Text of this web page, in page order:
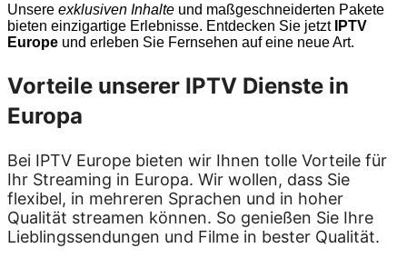
Unsere exklusiven Inhalte und maßgeschneiderten Pakete
bieten einzigartige Erlebnisse. Entdecken Sie jetzt IPTV
Europe und erleben Sie Fernsehen auf eine neue Art.
Vorteile unserer IPTV Dienste in
Europa
Bei IPTV Europe bieten wir Ihnen tolle Vorteile für
Ihr Streaming in Europa. Wir wollen, dass Sie
flexibel, in mehreren Sprachen und in hoher
Qualität streamen können. So genießen Sie Ihre
Lieblingssendungen und Filme in bester Qualität.